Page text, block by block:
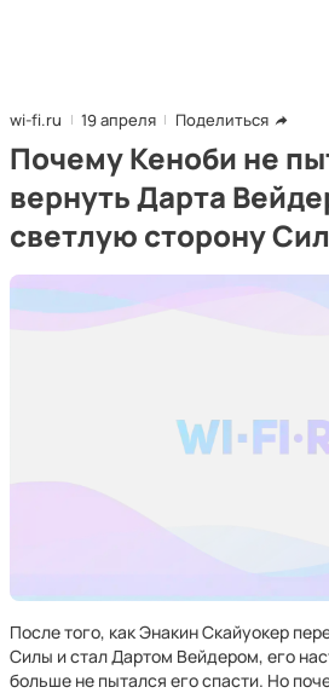
wi-fi.ru 19 апреля Поделиться
Почему Кеноби не
вернуть Дарта
светлую сторону
После того, как Энакин Скайуокер
Силы и стал Дартом Вейдером, его
больше не пытался его спасти. Но